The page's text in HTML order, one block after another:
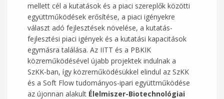
mellett cél a kutatások és a piaci szereplők közötti
együttműködések erősítése, a piaci igényekre
választ adó fejlesztések növelése, a kutatás-
fejlesztési piaci igények és a kutatási kapacitások
egymásra találása. Az IITT és a PBKIK
közreműködésével újabb projektek indulnak a
SzKK-ban, így közreműködésükkel elindul az SzKK
és a Soft Flow tudományos-ipari együttműködése
az újonnan alakult Élelmiszer-Biotechnológiai